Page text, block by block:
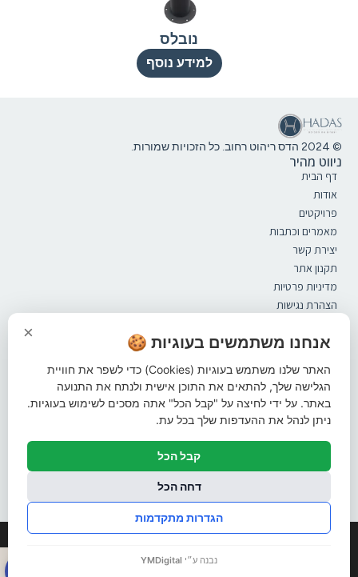
נובלס
למידע נוסף
© 2024 הדס ריהוט רחוב. כל הזכויות שמורות.
ניווט מהיר
דף הבית
אודות
פרויקטים
מאמרים וכתבות
יצירת קשר
תקנון אתר
מדיניות פרטיות
הצהרת נגישות
אשפתונים
פתרונות הצללה
ברזיות
עמודי חסימה
מתקני אופניים
עקבו אחרינו ברשתות החברתיות
בניית אתרים פתח
× אנחנו משתמשים בעוגיות 🍪
האתר שלנו משתמש בעוגיות (Cookies) כדי לשפר את חוויית
הגלישה שלך, להתאים את התוכן אישית ולנתח את התנועה
באתר. על ידי לחיצה על "קבל הכל" אתה מסכים לשימוש בעוגיות.
ניתן לנהל את ההעדפות שלך בכל עת.
קבל הכל
דחה הכל
הגדרות מתקדמות
נבנה ע״י YMDigital